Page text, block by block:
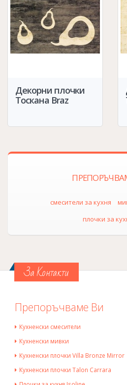
Декорни плочки
Тоскана Braz
смесители за кухня
плочки за
За Контакти
Препоръчваме Ви
Кухненски смесители
Кухненски мивки
Кухненски плочки Villa Bronze Mirror
Кухненски плочки Talon Carrara